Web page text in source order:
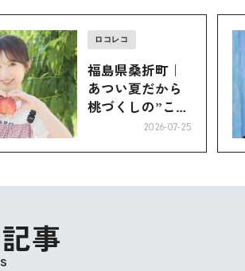
ロコレコ
福島県桑折町｜
あつい夏だから
桃づくしの”こお
2026-07-25
事